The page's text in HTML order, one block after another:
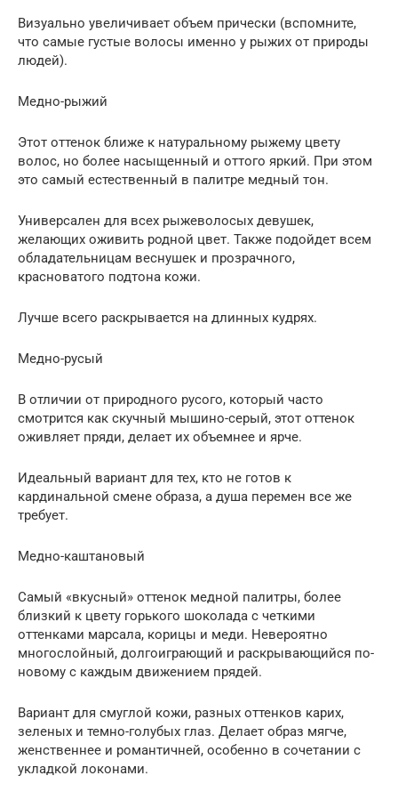
Визуально увеличивает объем прически (вспомните,
что самые густые волосы именно у рыжих от природы
людей).
Медно-рыжий
Этот оттенок ближе к натуральному рыжему цвету
волос, но более насыщенный и оттого яркий. При этом
это самый естественный в палитре медный тон.
Универсален для всех рыжеволосых девушек,
желающих оживить родной цвет. Также подойдет всем
обладательницам веснушек и прозрачного,
красноватого подтона кожи.
Лучше всего раскрывается на длинных кудрях.
Медно-русый
В отличии от природного русого, который часто
смотрится как скучный мышино-серый, этот оттенок
оживляет пряди, делает их объемнее и ярче.
Идеальный вариант для тех, кто не готов к
кардинальной смене образа, а душа перемен все же
требует.
Медно-каштановый
Самый «вкусный» оттенок медной палитры, более
близкий к цвету горького шоколада с четкими
оттенками марсала, корицы и меди. Невероятно
многослойный, долгоиграющий и раскрывающийся по-
новому с каждым движением прядей.
Вариант для смуглой кожи, разных оттенков карих,
зеленых и темно-голубых глаз. Делает образ мягче,
женственнее и романтичней, особенно в сочетании с
укладкой локонами.